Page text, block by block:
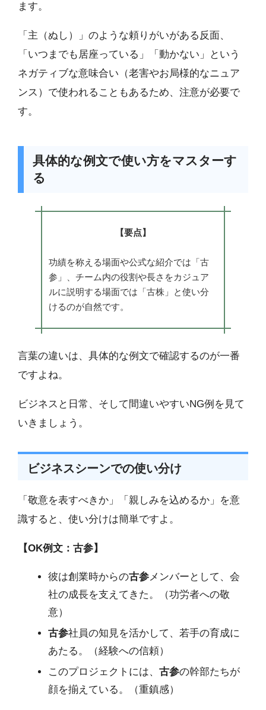
ます。
「主（ぬし）」のような頼りがいがある反面、
「いつまでも居座っている」「動かない」という
ネガティブな意味合い（老害やお局様的なニュア
ンス）で使われることもあるため、注意が必要で
す。
具体的な例文で使い方をマスターす
る
【要点】
功績を称える場面や公式な紹介では「古
参」、チーム内の役割や長さをカジュア
ルに説明する場面では「古株」と使い分
けるのが自然です。
言葉の違いは、具体的な例文で確認するのが一番
ですよね。
ビジネスと日常、そして間違いやすいNG例を見て
いきましょう。
ビジネスシーンでの使い分け
「敬意を表すべきか」「親しみを込めるか」を意
識すると、使い分けは簡単ですよ。
【OK例文：古参】
彼は創業時からの古参メンバーとして、会
社の成長を支えてきた。（功労者への敬
意）
古参社員の知見を活かして、若手の育成に
あたる。（経験への信頼）
このプロジェクトには、 古参の幹部たちが
顔を揃えている。（重鎮感）